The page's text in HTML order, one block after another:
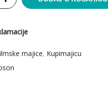
majice, Kupimajicu